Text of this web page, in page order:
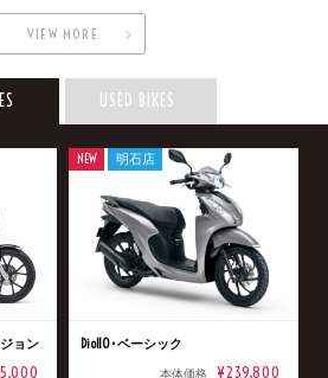
VIEW MORE
USED BIKES
ョン Dio110･ベーシック
本体価格 ¥239,800
NEW 明石店